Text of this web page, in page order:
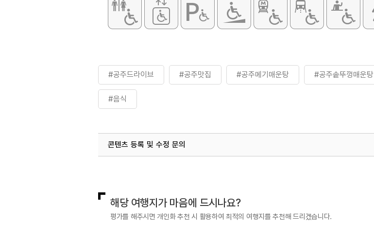
#공주드라이브 #공주맛집 #공주메기매운탕 #공주솥뚜껑매운탕
#음식
콘텐츠 등록 및 수정 문의
해당 여행지가 마음에 드시나요?
평가를 해주시면 개인화 추천 시 활용하여 최적의 여행지를 추천해 드리겠습니다.